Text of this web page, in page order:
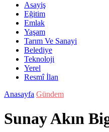
Asayiş
Eğitim
Emlak
Yaşam
Tarım Ve Sanayi
Belediye
Teknoloji
Yerel
Resmî İlan
Anasayfa Gündem
Sunay Akın